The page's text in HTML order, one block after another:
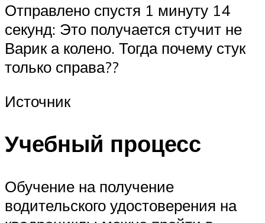
Отправлено спустя 1 минуту 14
секунд: Это получается стучит не
Варик а колено. Тогда почему стук
только справа??
Источник
Учебный процесс
Обучение на получение
водительского удостоверения на